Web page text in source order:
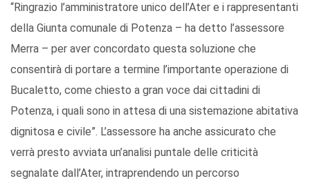
“Ringrazio l’amministratore unico dell’Ater e i rappresentanti
della Giunta comunale di Potenza – ha detto l’assessore
Merra – per aver concordato questa soluzione che
consentirà di portare a termine l’importante operazione di
Bucaletto, come chiesto a gran voce dai cittadini di
Potenza, i quali sono in attesa di una sistemazione abitativa
dignitosa e civile”. L’assessore ha anche assicurato che
verrà presto avviata un’analisi puntale delle criticità
segnalate dall’Ater, intraprendendo un percorso